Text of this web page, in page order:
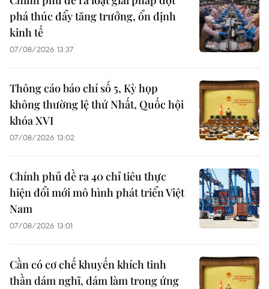
phá thúc đẩy tăng trưởng, ổn định
kinh tế
07/08/2026 13:37
Thông cáo báo chí số 5, Kỳ họp
không thường lệ thứ Nhất, Quốc hội
khóa XVI
07/08/2026 13:02
Chính phủ đề ra 40 chỉ tiêu thực
hiện đổi mới mô hình phát triển Việt
Nam
07/08/2026 13:01
Cần có cơ chế khuyến khích tinh
thần dám nghĩ, dám làm trong ứng